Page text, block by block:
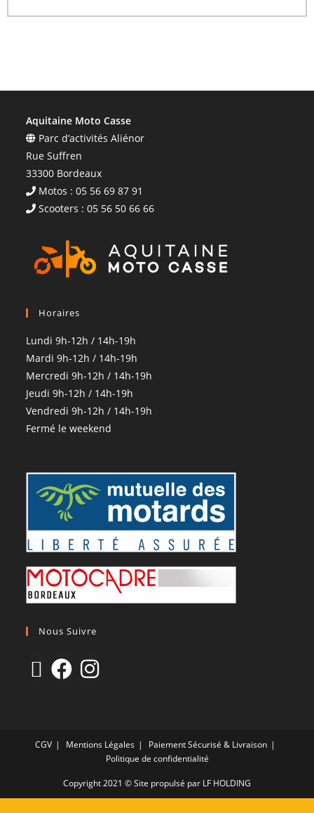
Aquitaine Moto Casse
Parc d’activités Aliénor
Rue Suffren
33300 Bordeaux
Motos : 05 56 69 87 91
Scooters : 05 56 50 66 66
Horaires
Lundi 9h-12h / 14h-19h
Mardi 9h-12h / 14h-19h
Mercredi 9h-12h / 14h-19h
Jeudi 9h-12h / 14h-19h
Vendredi 9h-12h / 14h-19h
Fermé le weekend
Nous Suivre
CGV Mentions Légales
Paiement Sécurisé & Livraison
Politique de confidentialité
Copyright 2021 © Site propulsé par LF HOLDING